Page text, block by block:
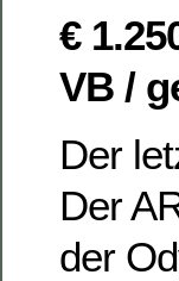
€
VB /
Der
Der
der